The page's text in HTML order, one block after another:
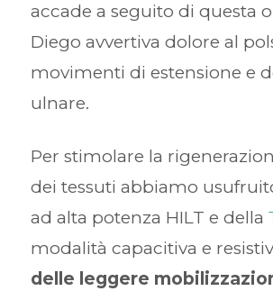
accade a seguito di questa
Diego avvertiva dolore al
movimenti di estensione e
ulnare.
Per stimolare la
dei tessuti abbiamo
ad alta potenza HILT e della
modalità capacitiva e
delle leggere